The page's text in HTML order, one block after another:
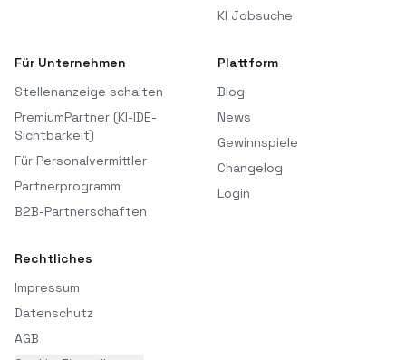
KI Jobsuche
Für Unternehmen
Stellenanzeige schalten
PremiumPartner (KI-IDE-
Sichtbarkeit)
Für Personalvermittler
Partnerprogramm
B2B-Partnerschaften
Plattform
Blog
News
Gewinnspiele
Changelog
Login
Rechtliches
Impressum
Datenschutz
AGB